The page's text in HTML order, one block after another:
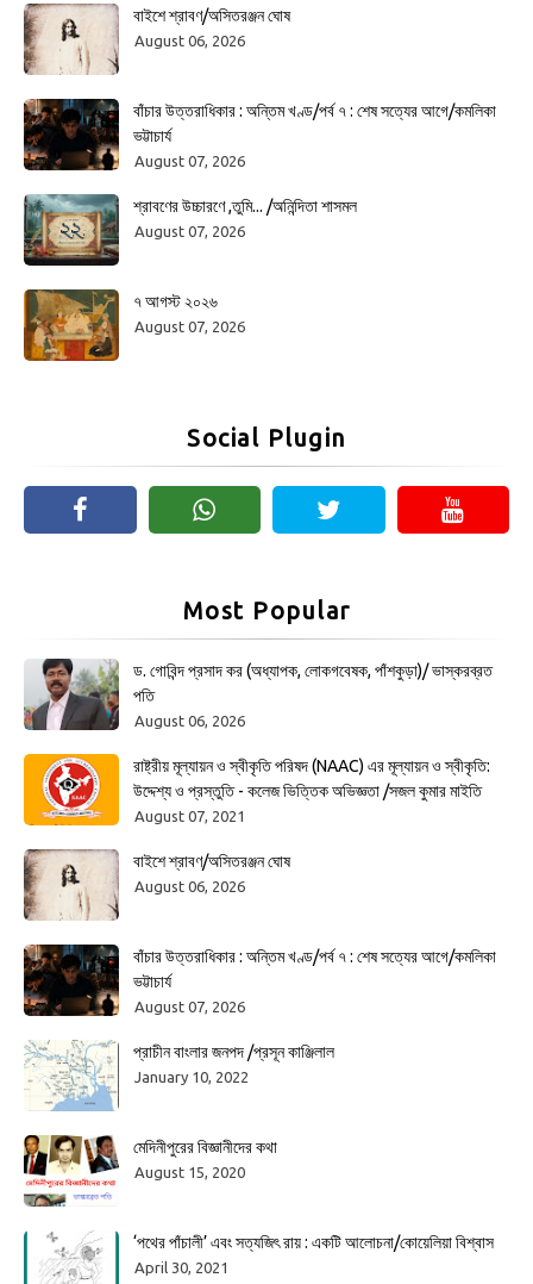
বাইশে শ্রাবণ/অসিতরঞ্জন ঘোষ
August 06, 2026
বাঁচার উত্তরাধিকার : অন্তিম খণ্ড/পর্ব ৭ : শেষ সত্যের আগে/কমলিকা
ভট্টাচার্য
August 07, 2026
শ্রাবণের উচ্চারণে ,তুমি... /অনিন্দিতা শাসমল
August 07, 2026
৭ আগস্ট ২০২৬
August 07, 2026
Social Plugin
Most Popular
ড. গোবিন্দ প্রসাদ কর (অধ্যাপক, লোকগবেষক, পাঁশকুড়া)/ ভাস্করব্রত
পতি
August 06, 2026
রাষ্ট্রীয় মূল্যায়ন ও স্বীকৃতি পরিষদ (NAAC) এর মূল্যায়ন ও স্বীকৃতি:
উদ্দেশ্য ও প্রস্তুতি - কলেজ ভিত্তিক অভিজ্ঞতা /সজল কুমার মাইতি
August 07, 2021
বাইশে শ্রাবণ/অসিতরঞ্জন ঘোষ
August 06, 2026
বাঁচার উত্তরাধিকার : অন্তিম খণ্ড/পর্ব ৭ : শেষ সত্যের আগে/কমলিকা
ভট্টাচার্য
August 07, 2026
প্রাচীন বাংলার জনপদ /প্রসূন কাঞ্জিলাল
January 10, 2022
মেদিনীপুরের বিজ্ঞানীদের কথা
August 15, 2020
‘পথের পাঁচালী’ এবং সত্যজিৎ রায় : একটি আলোচনা/কোয়েলিয়া বিশ্বাস
April 30, 2021